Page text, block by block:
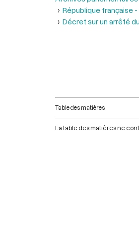
République française
Décret sur un arrêté
Table des matières
La table des matières ne